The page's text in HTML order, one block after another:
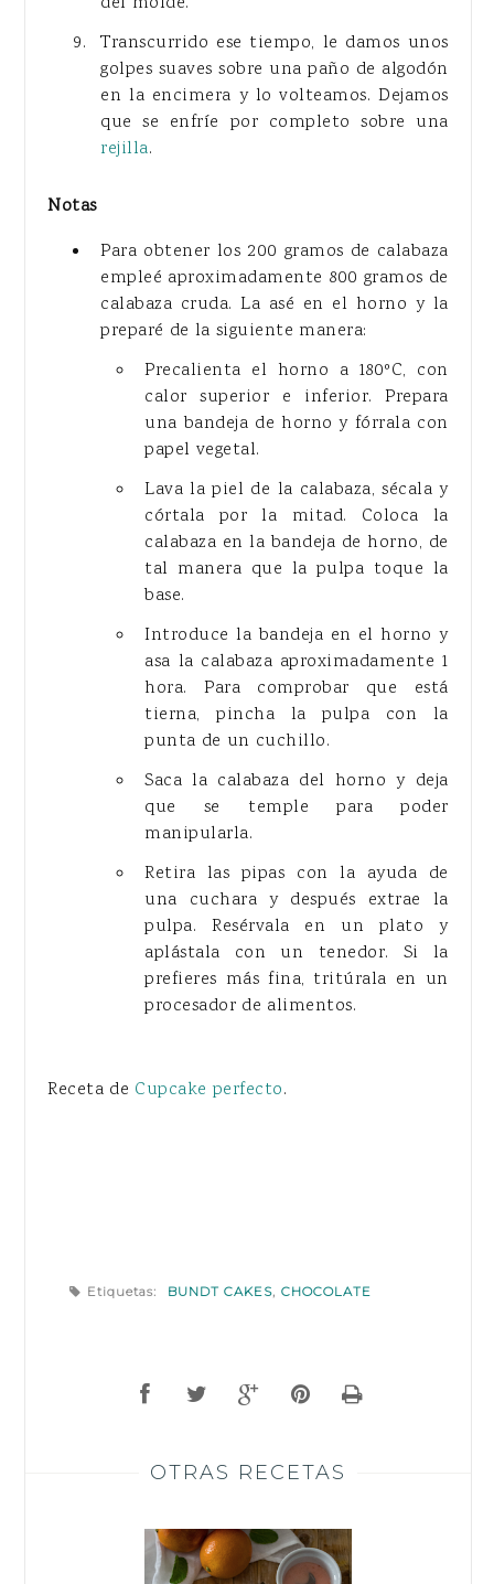
Transcurrido ese tiempo, le damos unos
golpes suaves sobre una paño de algodón
en la encimera y lo volteamos. Dejamos
que se enfríe por completo sobre una
rejilla.
Notas
Para obtener los 200 gramos de calabaza
empleé aproximadamente 800 gramos de
calabaza cruda. La asé en el horno y la
preparé de la siguiente manera:
Precalienta el horno a 180ºC, con
calor superior e inferior. Prepara
una bandeja de horno y fórrala con
papel vegetal.
Lava la piel de la calabaza, sécala y
córtala por la mitad. Coloca la
calabaza en la bandeja de horno, de
tal manera que la pulpa toque la
base.
Introduce la bandeja en el horno y
asa la calabaza aproximadamente 1
hora. Para comprobar que está
tierna, pincha la pulpa con la
punta de un cuchillo.
Saca la calabaza del horno y deja
que se temple para poder
manipularla.
Retira las pipas con la ayuda de
una cuchara y después extrae la
pulpa. Resérvala en un plato y
aplástala con un tenedor. Si la
prefieres más fina, tritúrala en un
procesador de alimentos.
Receta de Cupcake perfecto.
Etiquetas: BUNDT CAKES, CHOCOLATE
OTRAS RECETAS